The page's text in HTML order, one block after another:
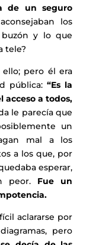
de un seguro
los
y lo que
tele?
pero él era
pública:“Es la
acceso a todos,
le parecía que
un
mal a los
a los que, por
esperar,
peor. Fue un
aclararse por
pero